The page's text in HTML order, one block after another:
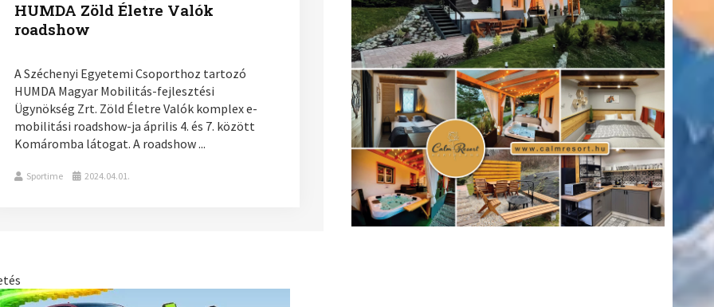
HUMDA Zöld Életre Valók
roadshow
A Széchenyi Egyetemi Csoporthoz tartozó
HUMDA Magyar Mobilitás-fejlesztési
Ügynökség Zrt. Zöld Életre Valók komplex e-
mobilitási roadshow-ja április 4. és 7. között
Komáromba látogat. A roadshow ...
Sportime 2024.04.01.